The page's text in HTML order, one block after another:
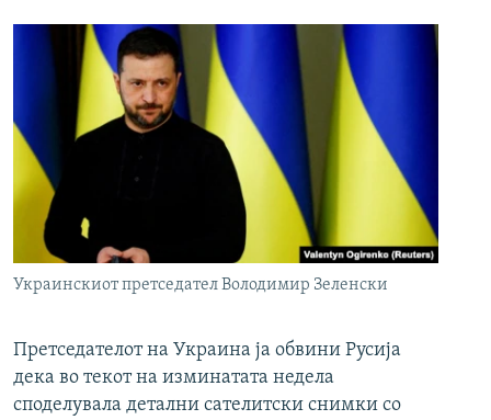
Украинскиот претседател Володимир Зеленски
Претседателот на Украина ја обвини Русија
дека во текот на изминатата недела
споделувала детални сателитски снимки со